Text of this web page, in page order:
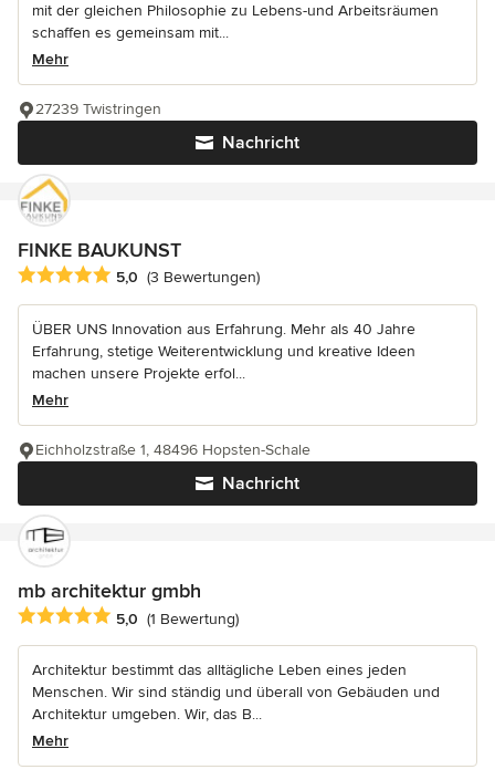
mit der gleichen Philosophie zu Lebens-und Arbeitsräumen
schaffen es gemeinsam mit...
Mehr
Nachricht
27239 Twistringen
FINKE BAUKUNST
Durchschnittliche Bewertung: 5 von 5 Sternen
5,0 (3 Bewertungen)
ÜBER UNS Innovation aus Erfahrung. Mehr als 40 Jahre
Erfahrung, stetige Weiterentwicklung und kreative Ideen
machen unsere Projekte erfol...
Mehr
Nachricht
Eichholzstraße 1, 48496 Hopsten-Schale
mb architektur gmbh
Durchschnittliche Bewertung: 5 von 5 Sternen
5,0 (1 Bewertung)
Architektur bestimmt das alltägliche Leben eines jeden
Menschen. Wir sind ständig und überall von Gebäuden und
Architektur umgeben. Wir, das B...
Mehr